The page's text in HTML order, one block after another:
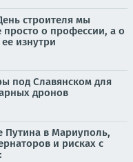
строителя мы
о профессии, а о
изнутри
под Славянском для
дронов
Путина в Мариуполь,
и рисках с